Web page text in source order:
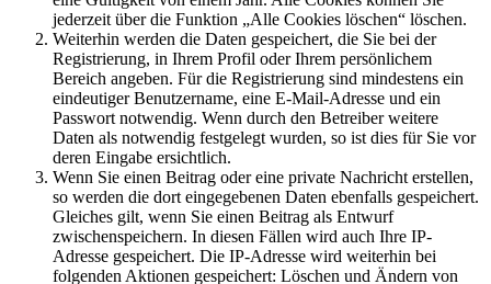
jederzeit über die Funktion „Alle Cookies löschen“ löschen.
Weiterhin werden die Daten gespeichert, die Sie bei der
Registrierung, in Ihrem Profil oder Ihrem persönlichem
Bereich angeben. Für die Registrierung sind mindestens ein
eindeutiger Benutzername, eine E-Mail-Adresse und ein
Passwort notwendig. Wenn durch den Betreiber weitere
Daten als notwendig festgelegt wurden, so ist dies für Sie vor
deren Eingabe ersichtlich.
Wenn Sie einen Beitrag oder eine private Nachricht erstellen,
so werden die dort eingegebenen Daten ebenfalls gespeichert.
Gleiches gilt, wenn Sie einen Beitrag als Entwurf
zwischenspeichern. In diesen Fällen wird auch Ihre IP-
Adresse gespeichert. Die IP-Adresse wird weiterhin bei
folgenden Aktionen gespeichert: Löschen und Ändern von